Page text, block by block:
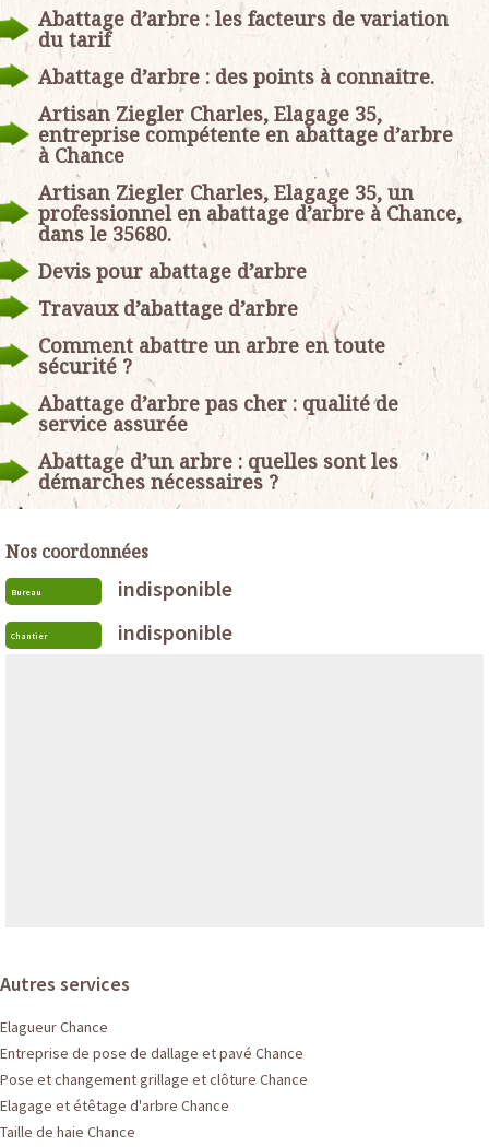
Abattage d’arbre : les facteurs de variation
du tarif
Abattage d’arbre : des points à connaitre.
Artisan Ziegler Charles, Elagage 35,
entreprise compétente en abattage d’arbre
à Chance
Artisan Ziegler Charles, Elagage 35, un
professionnel en abattage d’arbre à Chance,
dans le 35680.
Devis pour abattage d’arbre
Travaux d’abattage d’arbre
Comment abattre un arbre en toute
sécurité ?
Abattage d’arbre pas cher : qualité de
service assurée
Abattage d’un arbre : quelles sont les
démarches nécessaires ?
Nos coordonnées
Bureau indisponible
Chantier indisponible
Autres services
Elagueur Chance
Entreprise de pose de dallage et pavé Chance
Pose et changement grillage et clôture Chance
Elagage et étêtage d'arbre Chance
Taille de haie Chance